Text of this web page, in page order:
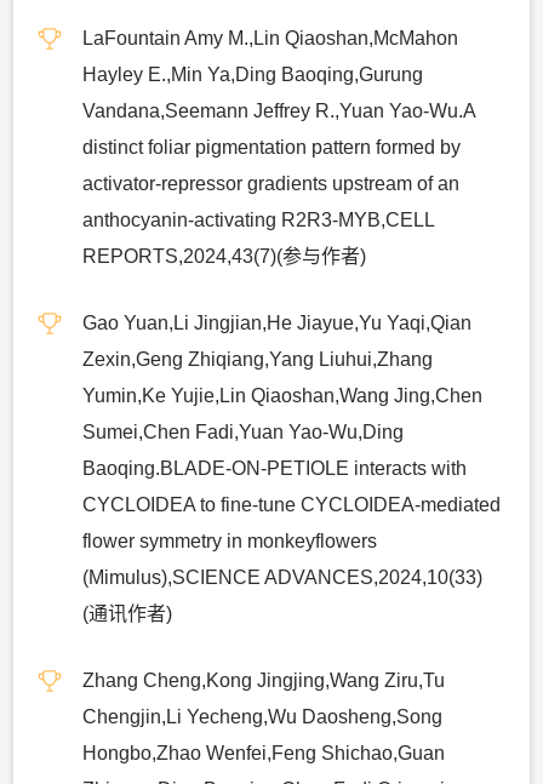
LaFountain Amy M.,Lin Qiaoshan,McMahon
Hayley E.,Min Ya,Ding Baoqing,Gurung
Vandana,Seemann Jeffrey R.,Yuan Yao-Wu.A
distinct foliar pigmentation pattern formed by
activator-repressor gradients upstream of an
anthocyanin-activating R2R3-MYB,CELL
REPORTS,2024,43(7)(参与作者)
Gao Yuan,Li Jingjian,He Jiayue,Yu Yaqi,Qian
Zexin,Geng Zhiqiang,Yang Liuhui,Zhang
Yumin,Ke Yujie,Lin Qiaoshan,Wang Jing,Chen
Sumei,Chen Fadi,Yuan Yao-Wu,Ding
Baoqing.BLADE-ON-PETIOLE interacts with
CYCLOIDEA to fine-tune CYCLOIDEA-mediated
flower symmetry in monkeyflowers
(Mimulus),SCIENCE ADVANCES,2024,10(33)
(通讯作者)
Zhang Cheng,Kong Jingjing,Wang Ziru,Tu
Chengjin,Li Yecheng,Wu Daosheng,Song
Hongbo,Zhao Wenfei,Feng Shichao,Guan